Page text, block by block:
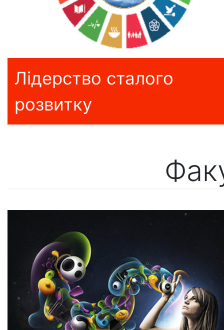
Лідерство сталого
розвитку